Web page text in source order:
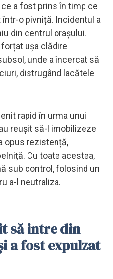
a fost prins în timp ce
o pivniță. Incidentul a
din centrul orașului.
ușa clădire
unde a încercat să
distrugând lacătele
rapid în urma unui
reușit să-l imobilizeze
opus rezistență,
Cu toate acestea,
sub control, folosind un
a-l neutraliza.
să intre din
a fost expulzat